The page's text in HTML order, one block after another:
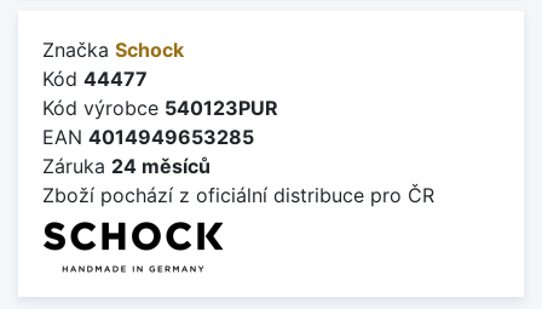
Značka Schock
Kód 44477
Kód výrobce 540123PUR
EAN 4014949653285
Záruka 24 měsíců
Zboží pochází z oficiální distribuce pro ČR